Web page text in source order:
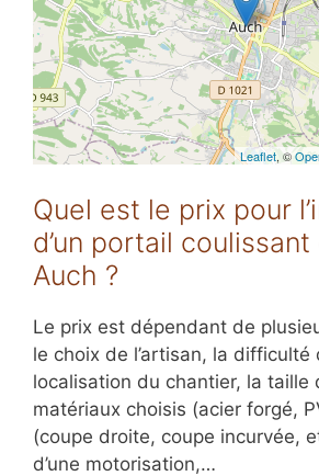
Leaflet, ©
Quel est le prix pour
d’un portail
Auch ?
Le prix est dépendant de
le choix de l’artisan, la difficulté
localisation du chantier, la taille
matériaux choisis (acier forgé,
(coupe droite, coupe incurvée,
d’une motorisation,…